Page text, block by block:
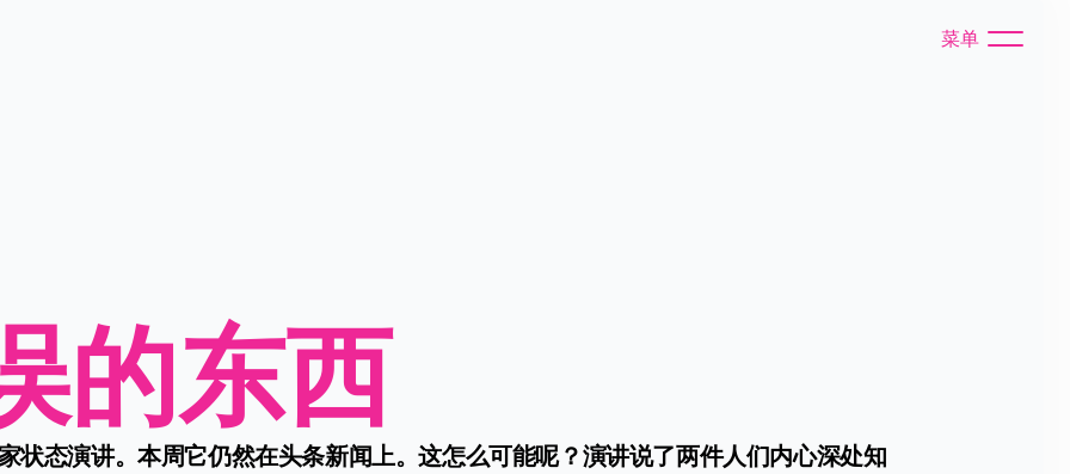
菜单
的东西
状态演讲。本周它仍然在头条新闻上。这怎么可能呢？演讲说了两件人们内心深处知